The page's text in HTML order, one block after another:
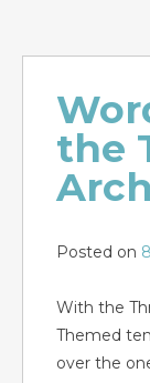
the
Posted on
With the
Themed
over the